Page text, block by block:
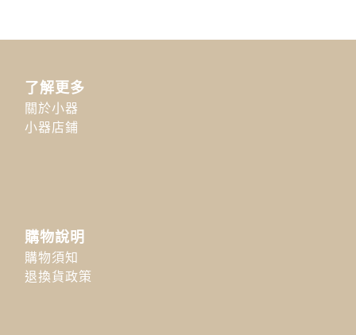
了解更多
關於小器
小器店鋪
購物說明
購物須知
退換貨政策